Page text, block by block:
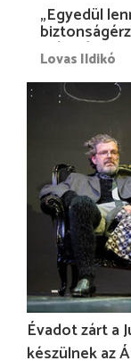
„Egyedül
más nélkül
Lovas Ildikó
Évadot zárt a
készülnek az